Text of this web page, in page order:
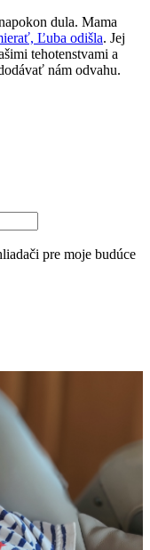
dula. Mama
Ľuba odišla. Jej
tehotenstvami a
nám odvahu.
pre moje budúce